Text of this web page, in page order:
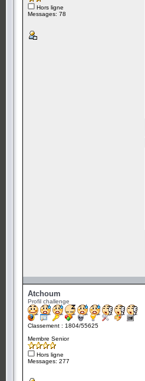
Hors ligne
Messages: 78
Atchoum
Profil challenge
Classement : 1804/55625
Membre Senior
Hors ligne
Messages: 277